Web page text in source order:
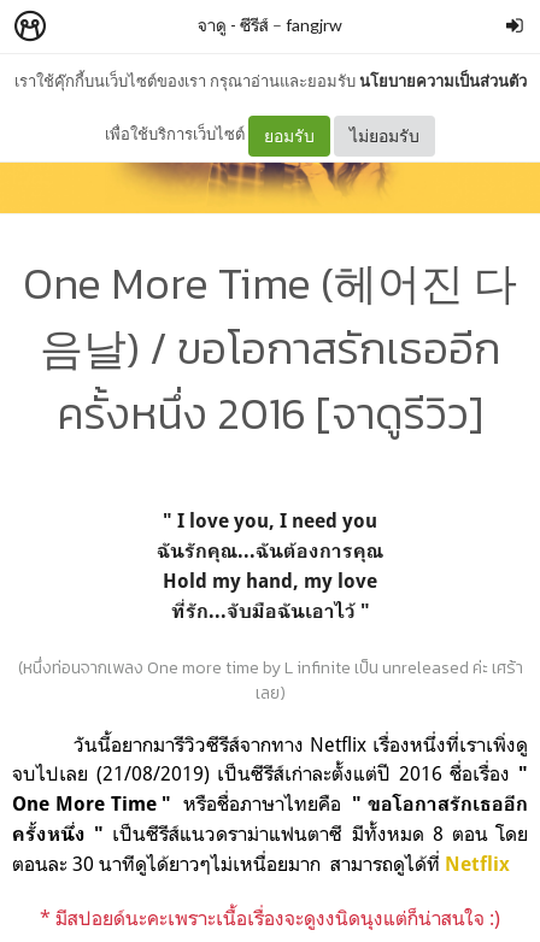
เราใช้คุ๊กกี้บนเว็บไซต์ของเรา กรุณาอ่านและยอมรับนโยบายความเป็นส่วนตัว
เพื่อใช้บริการเว็บไซต์ ยอมรับ ไม่ยอมรับ
จาดู - ซีรีส์ – fangjrw
One More Time (헤어진 다
음날) / ขอโอกาสรักเธออีก
ครั้งหนึ่ง 2016 [จาดูรีวิว]
" I love you, I need you
ฉันรักคุณ...ฉันต้องการคุณ
Hold my hand, my love
ที่รัก...จับมือฉันเอาไว้ "
(หนึ่งท่อนจากเพลง One more time by L infinite เป็น unreleased ค่ะ เศร้า
เลย)
วันนี้อยากมารีวิวซีรีส์จากทาง Netflix เรื่องหนึ่งที่เราเพิ่งดู
จบไปเลย (21/08/2019) เป็นซีรีส์เก่าละตั้งแต่ปี 2016 ชื่อเรื่อง "
One More Time " หรือชื่อภาษาไทยคือ " ขอโอกาสรักเธออีก
ครั้งหนึ่ง " เป็นซีรีส์แนวดราม่าแฟนตาซี มีทั้งหมด 8 ตอน โดย
ตอนละ 30 นาทีดูได้ยาวๆไม่เหนื่อยมาก สามารถดูได้ที่ Netflix
* มีสปอยด์นะคะเพราะเนื้อเรื่องจะดูงงนิดนุงแต่ก็น่าสนใจ :)